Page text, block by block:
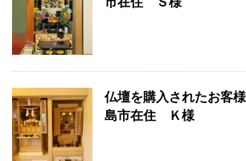
仏壇を購入されたお客
島市在住 Ｋ様